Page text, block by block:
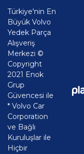
Türkiye'nin En
Büyük Volvo
Yedek Parça
Alışveriş
Merkezi ©
Copyright
2021 Enok
Grup
Güvencesi ile
* Volvo Car
Corporation
ve Bağlı
Kuruluşlar ile
Hiçbir